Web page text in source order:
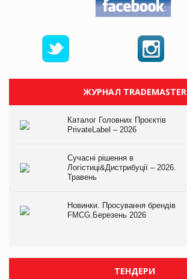
ЖУРНАЛ TRADEMASTER
Каталог Головних Проєктів
PrivateLabel – 2026
Сучасні рішення в
Логістиці&Дистрибуції – 2026.
Травень
Новинки. Просування брендів
FMCG.Березень 2026
ТЕНДЕРИ